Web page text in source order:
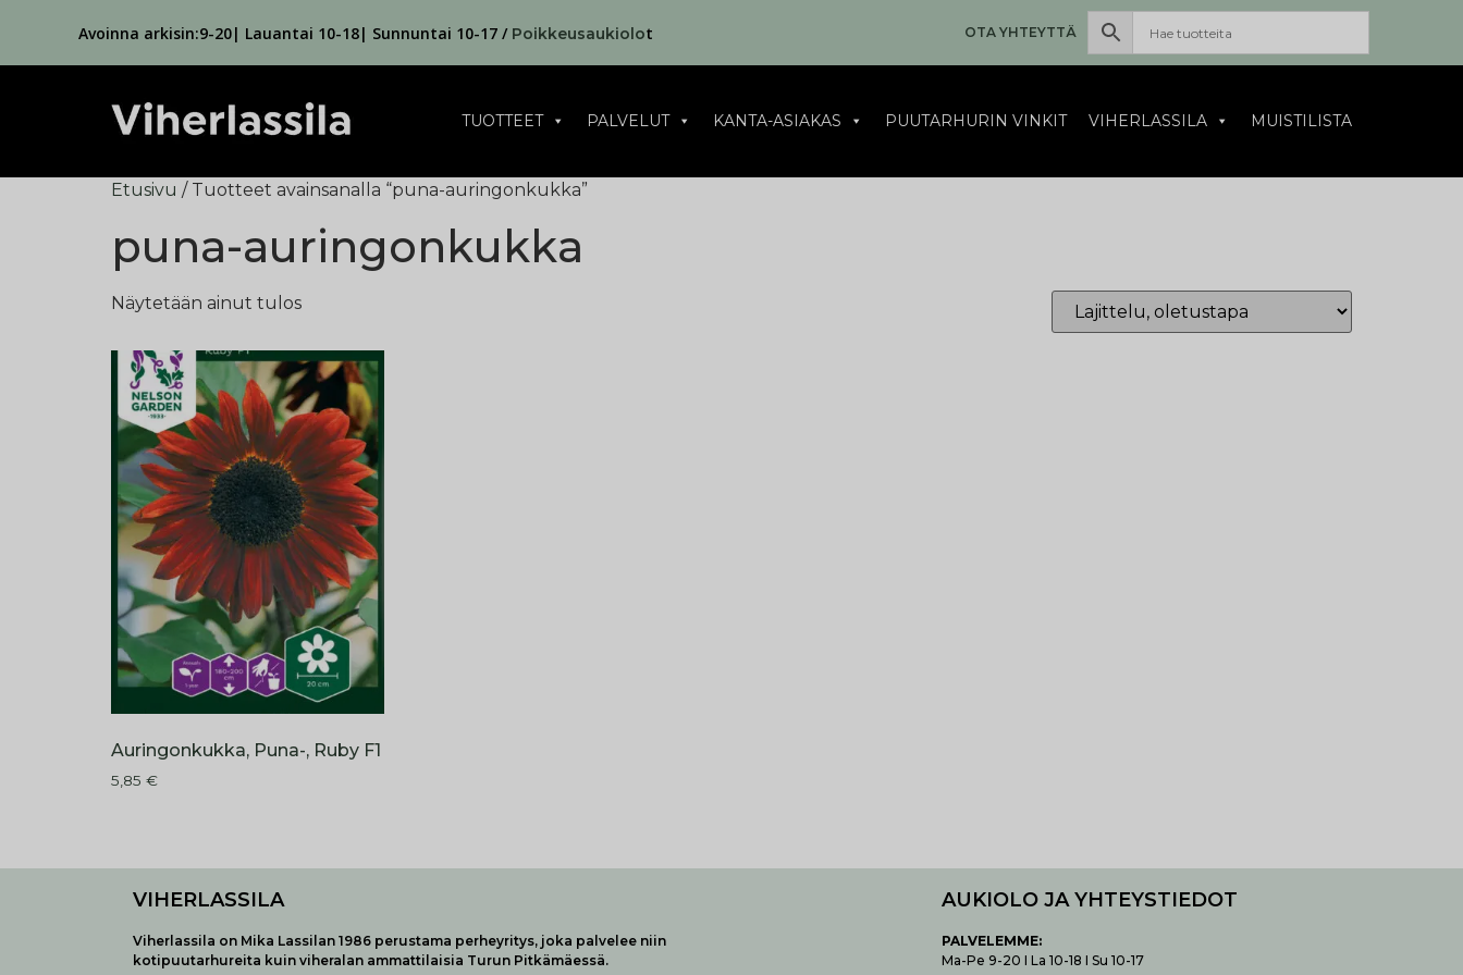
Avoinna arkisin:9-20| Lauantai 10-18| Sunnuntai 10-17 / Poikkeusaukiolot OTA YHTEYTTÄ
TUOTTEET PALVELUT KANTA-ASIAKAS PUUTARHURIN VINKIT VIHERLASSILA MUISTILISTA
Etusivu / Tuotteet avainsanalla “puna-auringonkukka”
puna-auringonkukka
Näytetään ainut tulos
Auringonkukka, Puna-, Ruby F1
5,85 €
VIHERLASSILA
Viherlassila on Mika Lassilan 1986 perustama perheyritys, joka palvelee niin
kotipuutarhureita kuin viheralan ammattilaisia Turun Pitkämäessä.
AUKIOLO JA YHTEYSTIEDOT
PALVELEMME:
Ma-Pe 9-20 I La 10-18 I Su 10-17